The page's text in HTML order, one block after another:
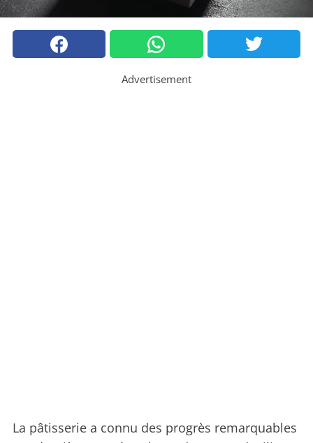
Advertisement
La pâtisserie a connu des progrès remarquables